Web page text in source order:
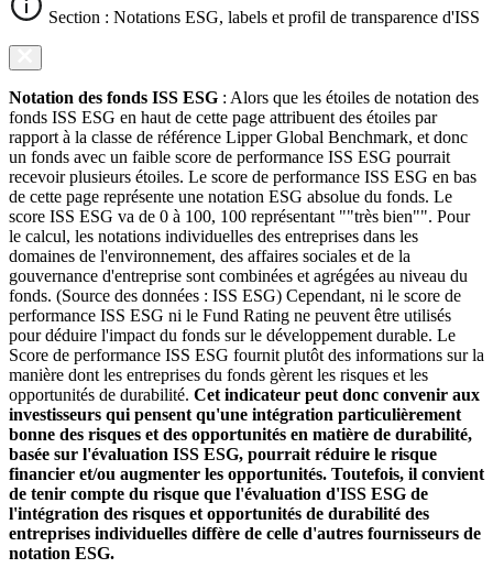
Section : Notations ESG, labels et profil de transparence d'ISS
Notation des fonds ISS ESG : Alors que les étoiles de notation des
fonds ISS ESG en haut de cette page attribuent des étoiles par
rapport à la classe de référence Lipper Global Benchmark, et donc
un fonds avec un faible score de performance ISS ESG pourrait
recevoir plusieurs étoiles. Le score de performance ISS ESG en bas
de cette page représente une notation ESG absolue du fonds. Le
score ISS ESG va de 0 à 100, 100 représentant ""très bien"". Pour
le calcul, les notations individuelles des entreprises dans les
domaines de l'environnement, des affaires sociales et de la
gouvernance d'entreprise sont combinées et agrégées au niveau du
fonds. (Source des données : ISS ESG) Cependant, ni le score de
performance ISS ESG ni le Fund Rating ne peuvent être utilisés
pour déduire l'impact du fonds sur le développement durable. Le
Score de performance ISS ESG fournit plutôt des informations sur la
manière dont les entreprises du fonds gèrent les risques et les
opportunités de durabilité. Cet indicateur peut donc convenir aux
investisseurs qui pensent qu'une intégration particulièrement
bonne des risques et des opportunités en matière de durabilité,
basée sur l'évaluation ISS ESG, pourrait réduire le risque
financier et/ou augmenter les opportunités. Toutefois, il convient
de tenir compte du risque que l'évaluation d'ISS ESG de
l'intégration des risques et opportunités de durabilité des
entreprises individuelles diffère de celle d'autres fournisseurs de
notation ESG.